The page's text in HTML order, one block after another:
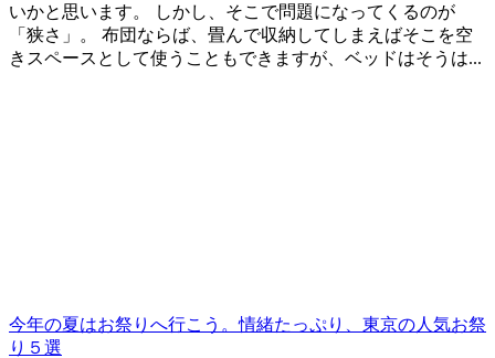
いかと思います。 しかし、そこで問題になってくるのが
「狭さ」。 布団ならば、畳んで収納してしまえばそこを空
きスペースとして使うこともできますが、ベッドはそうは...
今年の夏はお祭りへ行こう。情緒たっぷり、東京の人気お祭
り５選